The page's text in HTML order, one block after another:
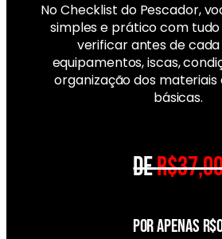
No Checklist do Pescador,
simples e prático com
verificar antes de
equipamentos, iscas,
organização dos
básicas.
DE
POR APENAS